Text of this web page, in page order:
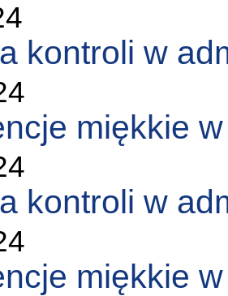
kontroli w
miękkie
kontroli w
miękkie